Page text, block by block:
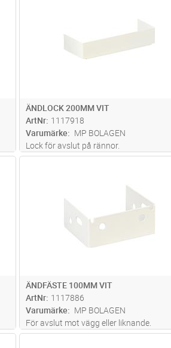
ÄNDLOCK 200MM VIT
ArtNr 1117918
Varumärke
MP BOLAGEN
Lock för avslut på rännor.
ÄNDFÄSTE 100MM VIT
ArtNr 1117886
Varumärke
MP BOLAGEN
För avslut mot vägg eller liknande.